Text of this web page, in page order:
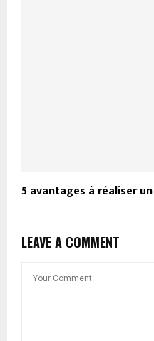
5 avantages à réaliser
LEAVE A COMMENT